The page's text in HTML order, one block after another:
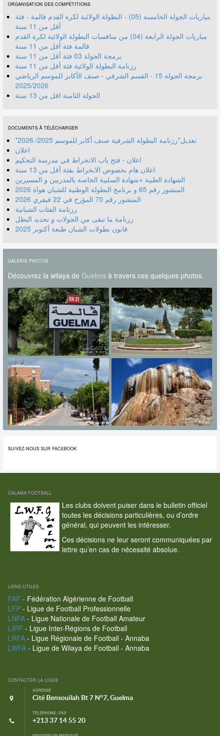
ORGANISATION DES COMPÉTITIONS
مباريات الجولة الخامسة (05) - البطولة الولائية لكرة القدم قالمة - فئة
أقل من 11 سنة
مباريات الجولة الرابعة (04) من منافسات البطولة الولائية لكرة القدم
قالمة فئة أقل من 11 سنة
برمجة الجولة 03 فئة أقل من 11 سنة
رزنامة البطولة الولائية فئة أقل من 11 سنة
برمجة الجولة 15 - القسم الشرفي - صنف الأكابر للموسم الرياضي
2025/2026
الجولة الثامنة اقل من 13 سنة
DOCUMENTS À TÉLÉCHARGER
*تعديل*رزنامة البطولة الشرفية صنف أكابر للموسم 2025/ 2026
اعلان
اعلان - فتح باب الانخراط في مدرسة التحكيم
اعلان هام بخصوص الانخراط بفئة أقل من 13 سنة
الشهادة الطبية +شهادة السلبية الخاصة بالمدربين و المسيرين
المنشور رقم 70 المؤرخ في 22 فيفري 2026
رزنامة الفئات الشبانية
رزنامة ما تبقى من الجولات و تحديد البطل
قانون بطولات الشبان طبعة أكتوبر 2025
GALERIE PHOTOS
Découvrez la wilaya de Guelmaà travers ces quelques photos.
SUIVEZ-NOUS SUR FACEBOOK
CALAMA FOOTBALL
Les clubs doivent puiser dans le bulletin officiel
toutes les décisions particulières, ou d’ordre
général, qui peuvent les intéresser.
Ces décisions ne leur seront communiquées par
lettre qu’en cas de nécessité absolue.
LIENS UTILES
FAF - Fédération Algérienne de Football
LFP- Ligue de Football Professionnelle
LNFA- Ligue Nationale de Football Amateur
LIRF - Ligue Inter-Régions de Football
LRFA- Ligue Régionale de Football - Annaba
LWFA- Ligue de Wilaya de Football - Annaba
CONTACTER LA LIGUE
ADRESSE
Cité Bensouilah Bt 7 N°7, Guelma
TÉLÉPHONE / FAX
+213 37 14 55 20